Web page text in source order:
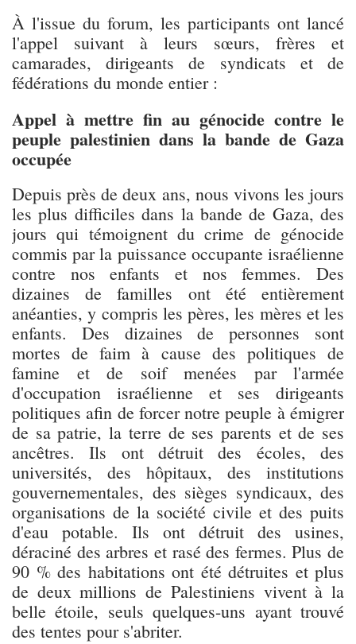
À l'issue du forum, les participants ont lancé
l'appel suivant à leurs sœurs, frères et
camarades, dirigeants de syndicats et de
fédérations du monde entier :
Appel à mettre fin au génocide contre le
peuple palestinien dans la bande de Gaza
occupée
Depuis près de deux ans, nous vivons les jours
les plus difficiles dans la bande de Gaza, des
jours qui témoignent du crime de génocide
commis par la puissance occupante israélienne
contre nos enfants et nos femmes. Des
dizaines de familles ont été entièrement
anéanties, y compris les pères, les mères et les
enfants. Des dizaines de personnes sont
mortes de faim à cause des politiques de
famine et de soif menées par l'armée
d'occupation israélienne et ses dirigeants
politiques afin de forcer notre peuple à émigrer
de sa patrie, la terre de ses parents et de ses
ancêtres. Ils ont détruit des écoles, des
universités, des hôpitaux, des institutions
gouvernementales, des sièges syndicaux, des
organisations de la société civile et des puits
d'eau potable. Ils ont détruit des usines,
déraciné des arbres et rasé des fermes. Plus de
90 % des habitations ont été détruites et plus
de deux millions de Palestiniens vivent à la
belle étoile, seuls quelques-uns ayant trouvé
des tentes pour s'abriter.